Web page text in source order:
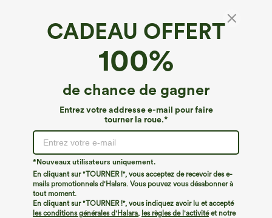
CADEAU OFFERT
100%
de chance de gagner
Entrez votre addresse e-mail pour faire
tourner la roue.*
*Nouveaux utilisateurs uniquement.
En cliquant sur "TOURNER !", vous acceptez de recevoir des e-
mails promotionnels d'Halara. Vous pouvez vous désabonner à
tout moment.
En cliquant sur "TOURNER !", vous indiquez avoir lu et accepté
les conditions générales d'Halara, les règles de l'activitéet notre
Blouse babydoll décontractée smockée à
encolure carrée et manches bouffantes